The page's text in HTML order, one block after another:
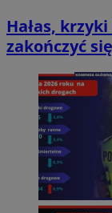
Hałas,
zakończyć